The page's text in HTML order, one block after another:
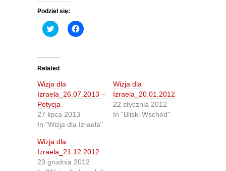
Podziel się:
C
l
t
o
s
a
r
e
o
n
T
w
t
t
e
r
(
C
l
r
e
a
o
o
k
Related
Wizja dla
Izraela_26.07.2013 –
Petycja
27 lipca 2013
In "Wizja dla Izraela"
Wizja dla
Izraela_20.01.2012
22 stycznia 2012
In "Bliski Wschód"
Wizja dla
Izraela_21.12.2012
23 grudnia 2012